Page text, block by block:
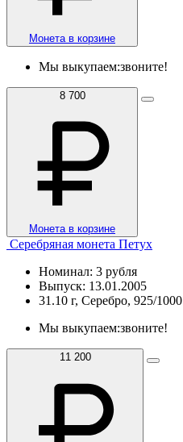
Монета в корзине
Мы выкупаем:звоните!
8 700
Монета в корзине
Серебряная монета Петух
Номинал: 3 рубля
Выпуск: 13.01.2005
31.10 г, Серебро, 925/1000
Мы выкупаем:звоните!
11 200